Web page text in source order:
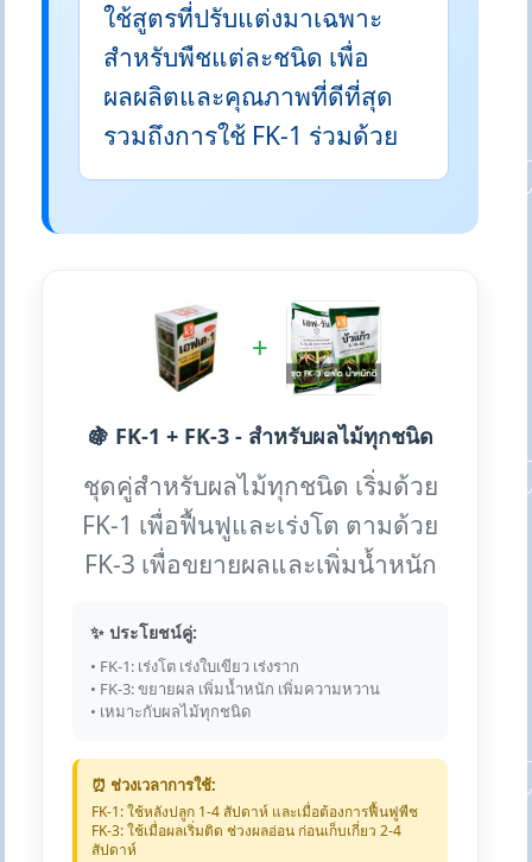
ใช้สูตรที่ปรับแต่งมาเฉพาะ
สำหรับพืชแต่ละชนิด เพื่อ
ผลผลิตและคุณภาพที่ดีที่สุด
รวมถึงการใช้ FK-1 ร่วมด้วย
+
🍇 FK-1 + FK-3 - สำหรับผลไม้ทุกชนิด
ชุดคู่สำหรับผลไม้ทุกชนิด เริ่มด้วย
FK-1 เพื่อฟื้นฟูและเร่งโต ตามด้วย
FK-3 เพื่อขยายผลและเพิ่มน้ำหนัก
✨ ประโยชน์คู่:
• FK-1: เร่งโต เร่งใบเขียว เร่งราก
• FK-3: ขยายผล เพิ่มน้ำหนัก เพิ่มความหวาน
• เหมาะกับผลไม้ทุกชนิด
⏰ ช่วงเวลาการใช้:
FK-1: ใช้หลังปลูก 1-4 สัปดาห์ และเมื่อต้องการฟื้นฟูพืช
FK-3: ใช้เมื่อผลเริ่มติด ช่วงผลอ่อน ก่อนเก็บเกี่ยว 2-4
สัปดาห์